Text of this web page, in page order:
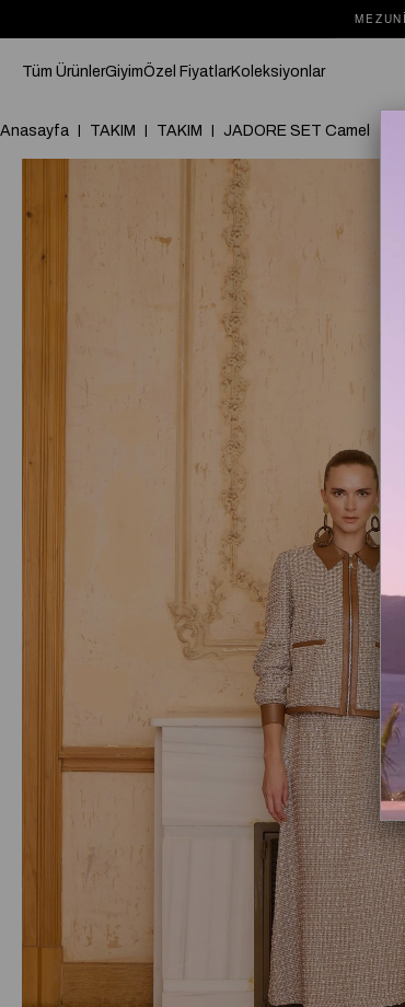
Tüm ÜrünlerGiyimÖzel FiyatlarKoleksiyonlar
Anasayfa TAKIM TAKIM JADORE SET Camel